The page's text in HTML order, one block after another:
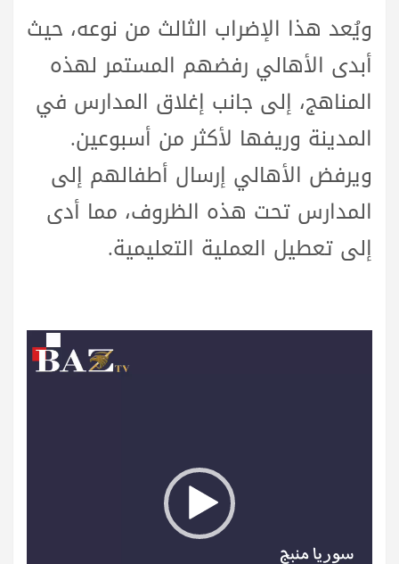
ويُعد هذا الإضراب الثالث من نوعه، حيث
أبدى الأهالي رفضهم المستمر لهذه
المناهج، إلى جانب إغلاق المدارس في
المدينة وريفها لأكثر من أسبوعين.
ويرفض الأهالي إرسال أطفالهم إلى
المدارس تحت هذه الظروف، مما أدى
إلى تعطيل العملية التعليمية.
مشغل